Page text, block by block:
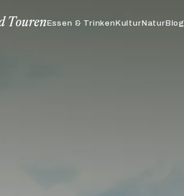
TourenEssen & TrinkenKulturNaturBlog